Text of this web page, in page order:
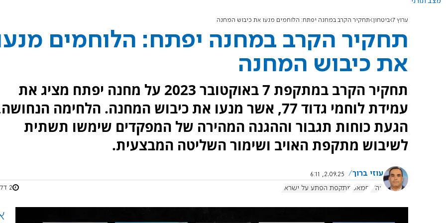
ערוץ 7 ביטחון תחקיר הקרב במחנה יפתח: הלוחמים מנעו את כיבוש המחנה
תחקיר הקרב במחנה יפתח: הלוחמים
את כיבוש המחנה
תחקיר הקרב במתקפת 7 באוקטובר 2023 על מחנה יפתח מציג את
עמידת לוחמי גדוד 77, אשר מנעו את כיבוש המחנה. הלחימה
הגעת כוחות תגבור וההגנה המהירה של המפקדים שימשו תשתית
לשיבוש מתקפת האויב ושימור השליטה המבצעית.
עוזי ברוך
2.09.25, 6:11
צה"ל
חמאס מתקפת הפתע על ישראל 2 דקות